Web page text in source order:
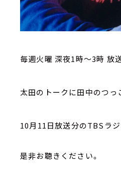
毎週火曜 深夜1時～3時 放
太田のトークに田中のつっ
10月11日放送分のTBSラ
是非お聴きください。